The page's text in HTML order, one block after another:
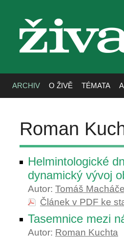
živa
ARCHIV O ŽIVĚ TÉMATA
Roman
Helmintologické
dynamický vývoj
Autor: Tomáš
Článek v PDF ke
Tasemnice mezi
Autor: Roman Kuchta